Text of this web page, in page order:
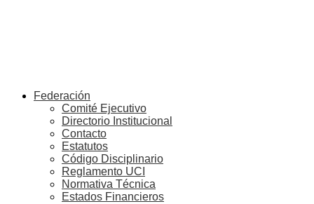
Federación
Comité Ejecutivo
Directorio Institucional
Contacto
Estatutos
Código Disciplinario
Reglamento UCI
Normativa Técnica
Estados Financieros